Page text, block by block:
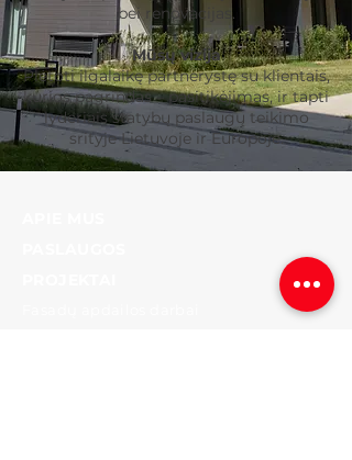
bei renovacijas.
Mūsų vizija
Plėtoti ilgalaikę partnerystę su klientais,
kurios pagrindas – pasitikėjimas, ir tapti
lyderiais statybų paslaugų teikimo
srityje Lietuvoje ir Europoje.